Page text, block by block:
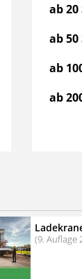
ab
ab
ab
ab
(9. Auflage